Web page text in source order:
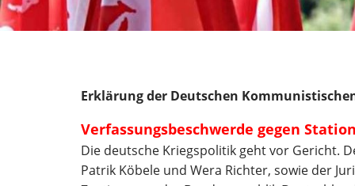
Erklärung der Deutschen
Verfassungsbeschwerde gegen
Die deutsche Kriegspolitik geht vor Gericht.
Patrik Köbele und Wera Richter, sowie der